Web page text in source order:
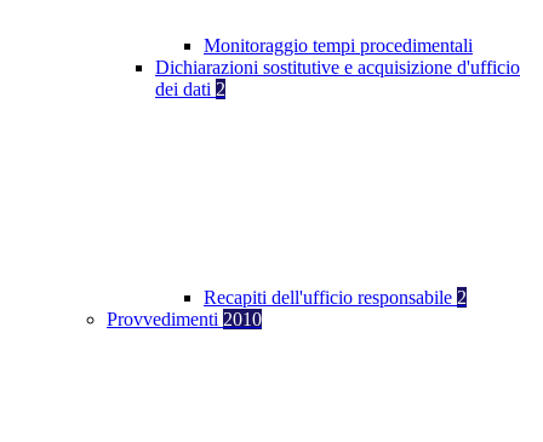
Monitoraggio tempi procedimentali
Dichiarazioni sostitutive e acquisizione d'ufficio
dei dati 2
Recapiti dell'ufficio responsabile 2
Provvedimenti 2010